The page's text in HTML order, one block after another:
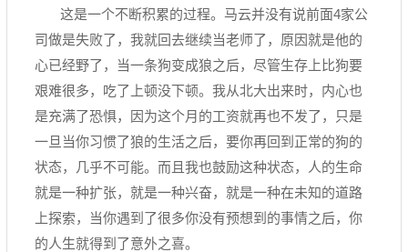
这是一个不断积累的过程。马云并没有说前面4家公
司做是失败了，我就回去继续当老师了，原因就是他的
心已经野了，当一条狗变成狼之后，尽管生存上比狗要
艰难很多，吃了上顿没下顿。我从北大出来时，内心也
是充满了恐惧，因为这个月的工资就再也不发了，只是
一旦当你习惯了狼的生活之后，要你再回到正常的狗的
状态，几乎不可能。而且我也鼓励这种状态，人的生命
就是一种扩张，就是一种兴奋，就是一种在未知的道路
上探索，当你遇到了很多你没有预想到的事情之后，你
的人生就得到了意外之喜。